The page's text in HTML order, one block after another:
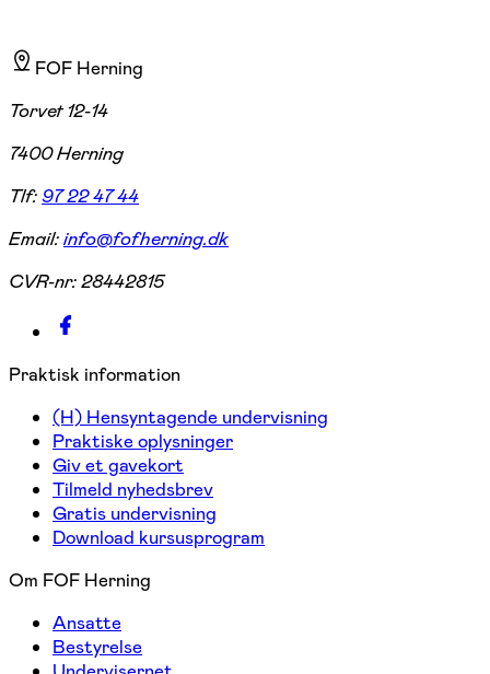
FOF Herning
Torvet 12-14
7400 Herning
Tlf:97 22 47 44
Email:info@fofherning.dk
CVR-nr:28442815
Praktisk information
(H) Hensyntagende undervisning
Praktiske oplysninger
Giv et gavekort
Tilmeld nyhedsbrev
Gratis undervisning
Download kursusprogram
Om FOF Herning
Ansatte
Bestyrelse